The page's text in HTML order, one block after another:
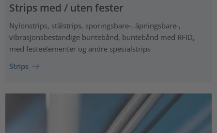
Strips med / uten fester
Nylonstrips, stålstrips, sporingsbare-, åpningsbare-,
vibrasjonsbestandige buntebånd, buntebånd med RFID,
med festeelementer og andre spesialstrips
Strips